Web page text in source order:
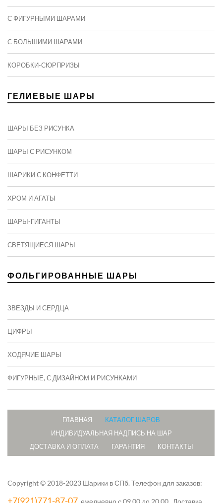
С ФИГУРНЫМИ ШАРАМИ
C БОЛЬШИМИ ШАРАМИ
КОРОБКИ-СЮРПРИЗЫ
ГЕЛИЕВЫЕ ШАРЫ
ШАРЫ БЕЗ РИСУНКА
ШАРЫ С РИСУНКОМ
ШАРИКИ С КОНФЕТТИ
ХРОМ И АГАТЫ
ШАРЫ-ГИГАНТЫ
СВЕТЯЩИЕСЯ ШАРЫ
ФОЛЬГИРОВАННЫЕ ШАРЫ
ЗВЕЗДЫ И СЕРДЦА
ЦИФРЫ
ХОДЯЧИЕ ШАРЫ
ФИГУРНЫЕ, С ДИЗАЙНОМ И РИСУНКАМИ
ГЛАВНАЯ
КАТАЛОГ ШАРОВ
ИНДИВИДУАЛЬНАЯ НАДПИСЬ НА ШАР
ДОСТАВКА И ОПЛАТА
ГАРАНТИЯ КОНТАКТЫ
Copyright © 2018-2023 Шарики в СПб.Телефон для заказов:
+7(921)771-87-07